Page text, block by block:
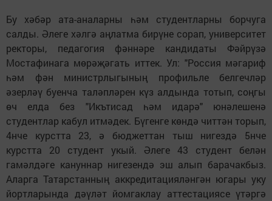
Бу хәбәр ата-аналарны һәм студентларны борчуга
салды. Әлеге хәлгә аңлатма бирүне сорап, университет
ректоры, педагогия фәннәре кандидаты Фәйрүзә
Мостафинага мөрәҗәгать иттек. Ул: "Россия мәгариф
һәм фән министрлыгының профильле белгечләр
әзерләү буенча таләпләрен күз алдында тотып, соңгы
өч елда без "Икътисад һәм идарә" юнәлешенә
студентлар кабул итмәдек. Бүгенге көндә читтән торып,
4нче курстта 23, ә бюджеттан тыш нигездә 5нче
курстта 20 студент укый. Әлеге 43 студент белән
гамәлдәге кануннар нигезендә эш алып барачакбыз.
Аларга Татарстанның аккредитацияләнгән югары уку
йортларында дәүләт йомгаклау аттестациясе үтәргә